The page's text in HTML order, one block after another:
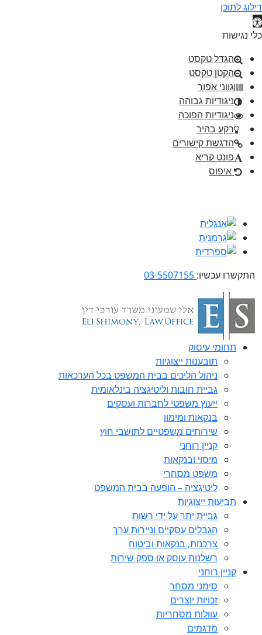
דילוג לתוכן
פתח סרגל נגישות
כלי נגישות
הגדל טקסט
הקטן טקסט
גווני אפור
ניגודיות גבוהה
ניגודיות הפוכה
רקע בהיר
הדגשת קישורים
פונט קריא
איפוס
התקשרו עכשיו:
תחומי עיסוק
תובענות ייצוגיות
ניהול הליכים בבית המשפט בכל הערכאות
גביית חובות וליטיגציה בינלאומית
ייעוץ משפטי לחברות ועסקים
בנקאות ומימון
שירותים משפטיים לתושבי חוץ
קניין רוחני
מיסוי ובנקאות
משפט מסחרי
ליטיגציה – הופעה בבית המשפט
תביעות ייצוגיות
גביית יתר על ידי רשות
הגבלים עסקיים וניירות ערך
צרכנות, בנקאות וביטוח
רשלנות עוסק או ספק שירות
קניין רוחני
סימני מסחר
זכויות יוצרים
עוולות מסחריות
מדגמים